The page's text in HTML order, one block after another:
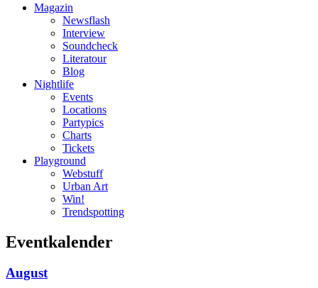
Magazin
Newsflash
Interview
Soundcheck
Literatour
Blog
Nightlife
Events
Locations
Partypics
Charts
Tickets
Playground
Webstuff
Urban Art
Win!
Trendspotting
Eventkalender
August